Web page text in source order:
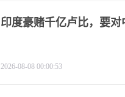
印度豪赌千亿卢比，要对
2026-08-08 00:00:53